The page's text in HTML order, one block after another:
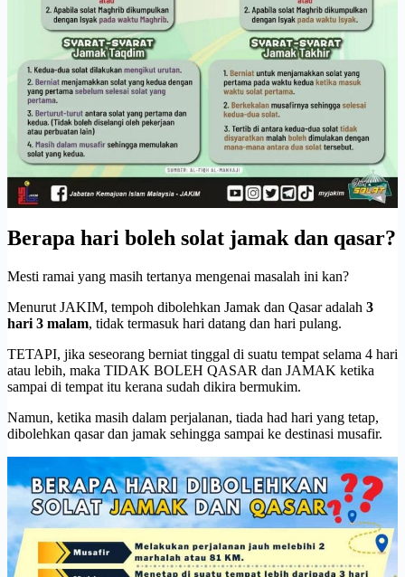
Berapa hari boleh solat jamak dan qasar?
Mesti ramai yang masih tertanya mengenai masalah ini kan?
Menurut JAKIM, tempoh dibolehkan Jamak dan Qasar adalah 3
hari 3 malam, tidak termasuk hari datang dan hari pulang.
TETAPI, jika seseorang berniat tinggal di suatu tempat selama 4 hari
atau lebih, maka TIDAK BOLEH QASAR dan JAMAK ketika
sampai di tempat itu kerana sudah dikira bermukim.
Namun, ketika masih dalam perjalanan, tiada had hari yang tetap,
dibolehkan qasar dan jamak sehingga sampai ke destinasi musafir.